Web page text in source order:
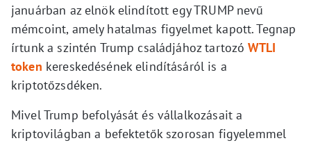
januárban az elnök elindított egy TRUMP nevű
mémcoint, amely hatalmas figyelmet kapott. Tegnap
írtunk a szintén Trump családjához tartozóWTLI
token kereskedésének elindításáról is a
kriptotőzsdéken.
Mivel Trump befolyását és vállalkozásait a
kriptovilágban a befektetők szorosan figyelemmel